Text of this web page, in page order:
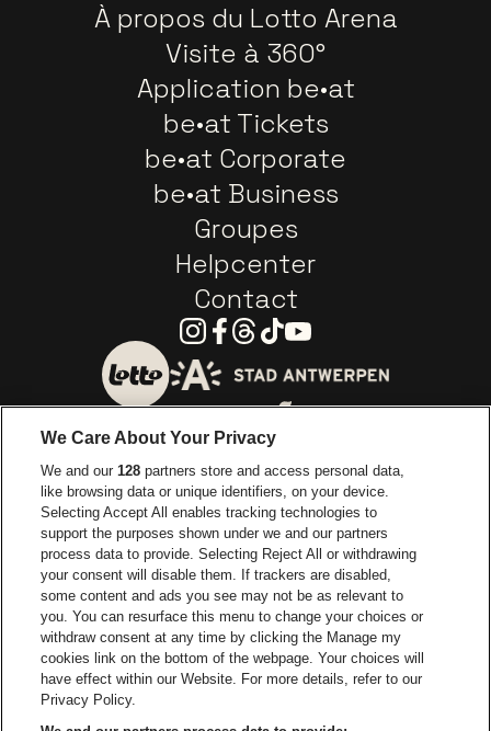
À propos du Lotto Arena
Visite à 360°
Application be•at
be•at Tickets
be•at Corporate
be•at Business
Groupes
Helpcenter
Contact
Instagram
Facebook
Threads
TiktokYoutube
Visitez le site de Ville
Visitez le site de Europcar
Visitez le site
Visitez le site de Coca-Cola
Visitez le site de Red Bull
Visitez le
Visitez le site de Champagne Pommery
Visitez le site de Le
Visitez le site de Le logo Lillet en
Visitez le site
Lotto Arena fait partie debe•at
Lotto Arena
We Care About Your Privacy
We and our128 partners store and access personal data,
like browsing data or unique identifiers, on your device.
Selecting Accept All enables tracking technologies to
support the purposes shown under we and our partners
process data to provide. Selecting Reject All or withdrawing
your consent will disable them. If trackers are disabled,
some content and ads you see may not be as relevant to
you. You can resurface this menu to change your choices or
withdraw consent at any time by clicking the Manage my
cookies link on the bottom of the webpage. Your choices will
have effect within our Website. For more details, refer to our
Privacy Policy.